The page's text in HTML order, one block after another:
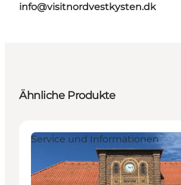
info@visitnordvestkysten.dk
Ähnliche Produkte
Service und Informationen